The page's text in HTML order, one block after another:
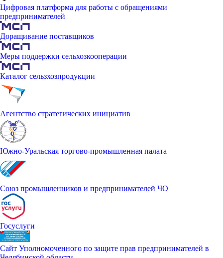
Цифровая платформа для работы с обращениями
предпринимателей
Доращивание поставщиков
Меры поддержки сельхозкооперации
Каталог сельзхозпродукции
Агентство стратегических инициатив
Южно-Уральская торгово-промышленная палата
Союз промышленников и предпринимателей ЧО
Госуслуги
Сайт Уполномоченного по защите прав предпринимателей в